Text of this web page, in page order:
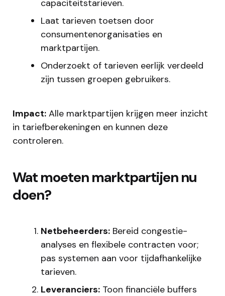
capaciteitstarieven.
Laat tarieven toetsen door
consumentenorganisaties en
marktpartijen.
Onderzoekt of tarieven eerlijk verdeeld
zijn tussen groepen gebruikers.​
Impact: Alle marktpartijen krijgen meer inzicht
in tariefberekeningen en kunnen deze
controleren.
Wat moeten marktpartijen nu
doen?
Netbeheerders: Bereid congestie-
analyses en flexibele contracten voor;
pas systemen aan voor tijdafhankelijke
tarieven.
Leveranciers: Toon financiële buffers